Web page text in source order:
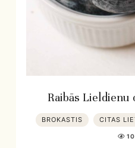
Raibās Lieldienu
BROKASTIS CITAS